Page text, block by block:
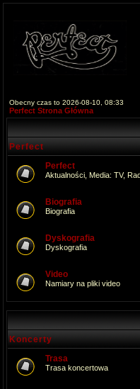
Obecny czas to 2026-08-10, 08:33
Perfect Strona Główna
Perfect
Perfect
Aktualności, Media: TV,
Biografia
Biografia
Dyskografia
Dyskografia
Video
Namiary na pliki video
Koncerty
Trasa
Trasa koncertowa